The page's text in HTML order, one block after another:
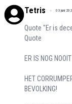
Tetris 03 juni
Quote "Er is
Quote
ER IS NOG
HET
BEVOLKING!